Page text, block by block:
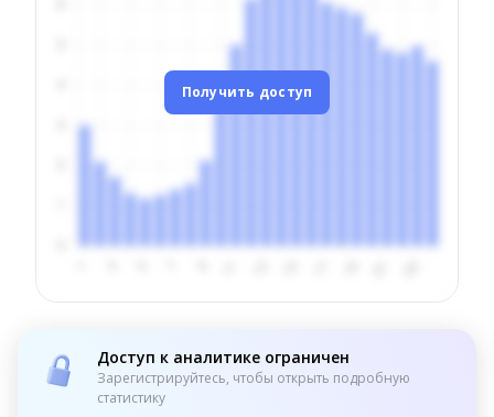
Получить доступ
Доступ к аналитике ограничен
Зарегистрируйтесь, чтобы открыть подробную
статистику